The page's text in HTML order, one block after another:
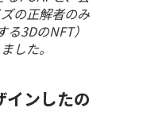
の正解者のみ
3DのNFT）
した。
インしたの